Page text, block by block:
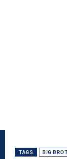
TAGS BIG